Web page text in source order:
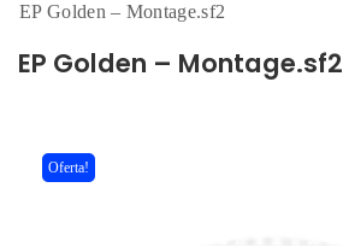
EP Golden – Montage.sf2
EP Golden – Montage.sf2
Oferta!